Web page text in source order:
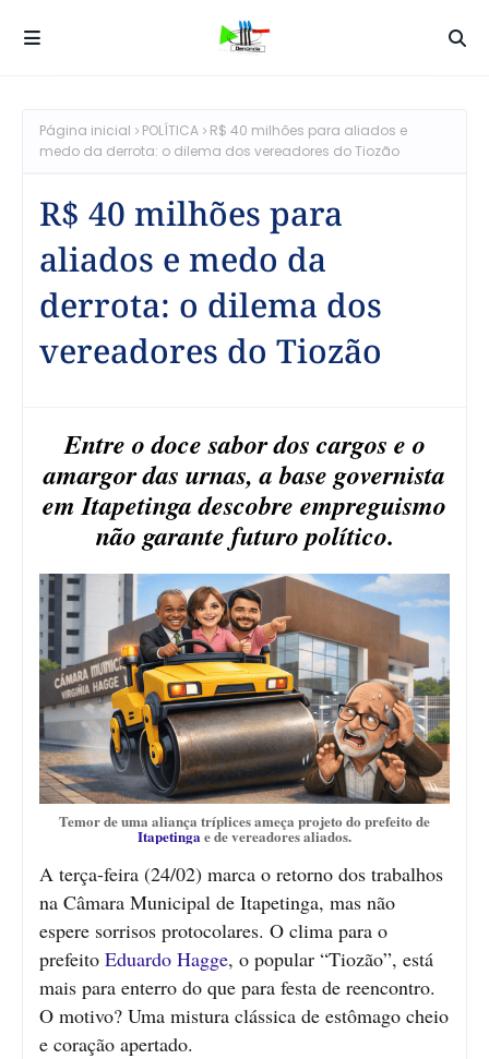
Página inicial POLÍTICA
R$ 40 milhões para aliados e
medo da derrota: o dilema dos vereadores do Tiozão
R$ 40 milhões para
aliados e medo da
derrota: o dilema dos
vereadores do Tiozão
Entre o doce sabor dos cargos e o
amargor das urnas, a base governista
em Itapetinga descobre empreguismo
não garante futuro político.
Temor de uma aliança tríplices ameça projeto do prefeito de
Itapetinga e de vereadores aliados.
A terça-feira (24/02) marca o retorno dos trabalhos
na Câmara Municipal de Itapetinga, mas não
espere sorrisos protocolares. O clima para o
prefeito Eduardo Hagge, o popular “Tiozão”, está
mais para enterro do que para festa de reencontro.
O motivo? Uma mistura clássica de estômago cheio
e coração apertado.